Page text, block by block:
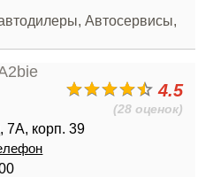
Автосервисы,
4.5
(28 оценок)
7А, корп. 39